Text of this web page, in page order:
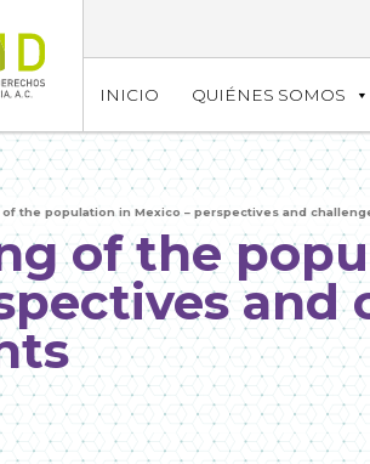
INICIO QUIÉNES SOMOS
of the population in Mexico – perspectives and
of the
and